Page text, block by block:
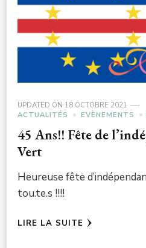
UPDATED ON 18 OCTOBRE 2021
ACTUALITÉS
EVÈNEMENTS
45 Ans!! Fête de
Vert
Heureuse fête
tou.te.s !!!!
LIRE LA SUITE